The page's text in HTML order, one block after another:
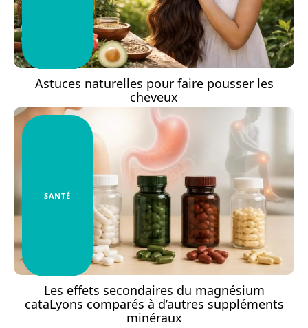
Astuces naturelles pour faire pousser les
cheveux
SANTÉ
Les effets secondaires du magnésium
cataLyons comparés à d’autres suppléments
minéraux